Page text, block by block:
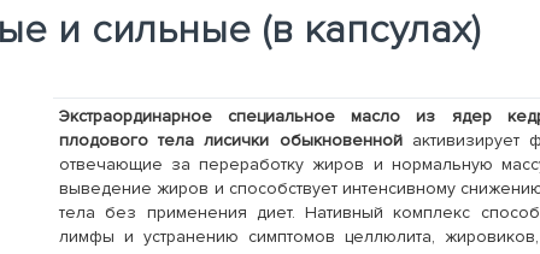
и сильные (в капсулах)
Экстраординарное специальное масло из ядер
плодового тела лисички обыкновеннойактивизирует
отвечающие за переработку жиров и нормальную
выведение жиров и способствует интенсивному
тела без применения диет. Нативный комплекс
лимфы и устранению симптомов целлюлита, жировиков,